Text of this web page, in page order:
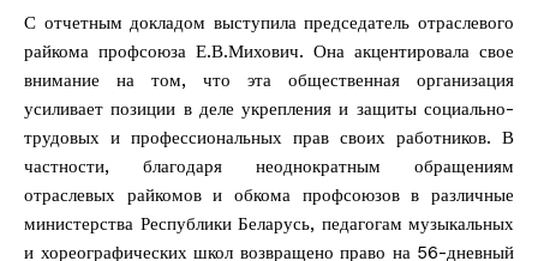
С отчетным докладом выступила председатель отраслевого
райкома профсоюза Е.В.Михович. Она акцентировала свое
внимание на том, что эта общественная организация
усиливает позиции в деле укрепления и защиты социально-
трудовых и профессиональных прав своих работников. В
частности, благодаря неоднократным обращениям
отраслевых райкомов и обкома профсоюзов в различные
министерства Республики Беларусь, педагогам музыкальных
и хореографических школ возвращено право на 56-дневный